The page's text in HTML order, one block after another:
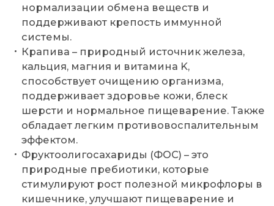
нормализации обмена веществ и
поддерживают крепость иммунной
системы.
Крапива – природный источник железа,
кальция, магния и витамина K,
способствует очищению организма,
поддерживает здоровье кожи, блеск
шерсти и нормальное пищеварение. Также
обладает легким противовоспалительным
эффектом.
Фруктоолигосахариды (ФОС) – это
природные пребиотики, которые
стимулируют рост полезной микрофлоры в
кишечнике, улучшают пищеварение и